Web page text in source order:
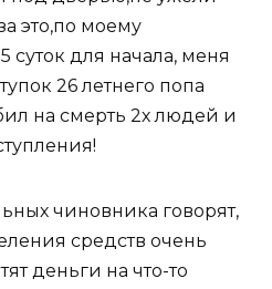
это,по моему
суток для начала, меня
26 летнего попа
на смерть 2х людей и
чиновника говорят,
средств очень
деньги на что-то